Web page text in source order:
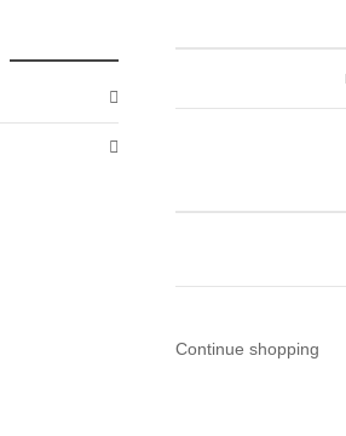
Continue shopping